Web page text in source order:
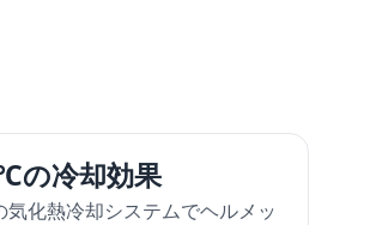
の冷却効果
気化熱冷却システムでヘルメッ